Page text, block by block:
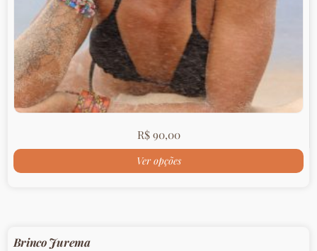
R$90,00
Ver opções
Brinco Jurema